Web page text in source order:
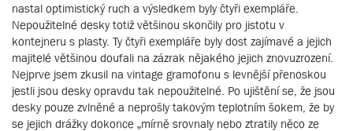
nastal optimistický ruch a výsledkem byly čtyři exempláře.
Nepoužitelné desky totiž většinou skončily pro jistotu v
kontejneru s plasty. Ty čtyři exempláře byly dost zajímavé a jejich
majitelé většinou doufali na zázrak nějakého jejich znovuzrození.
Nejprve jsem zkusil na vintage gramofonu s levnější přenoskou
jestli jsou desky opravdu tak nepoužitelné. Po ujištění se, že jsou
desky pouze zvlněné a neprošly takovým teplotním šokem, že by
se jejich drážky dokonce „mírně srovnaly nebo ztratily něco ze